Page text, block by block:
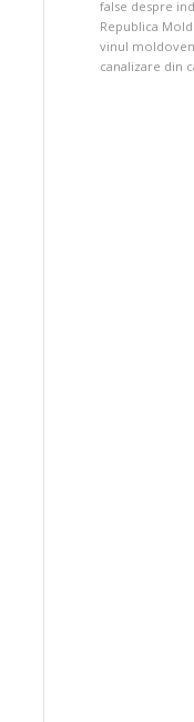
false despre
Republica
vinul
canalizare din